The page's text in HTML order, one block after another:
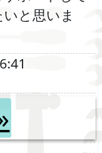
と思いま